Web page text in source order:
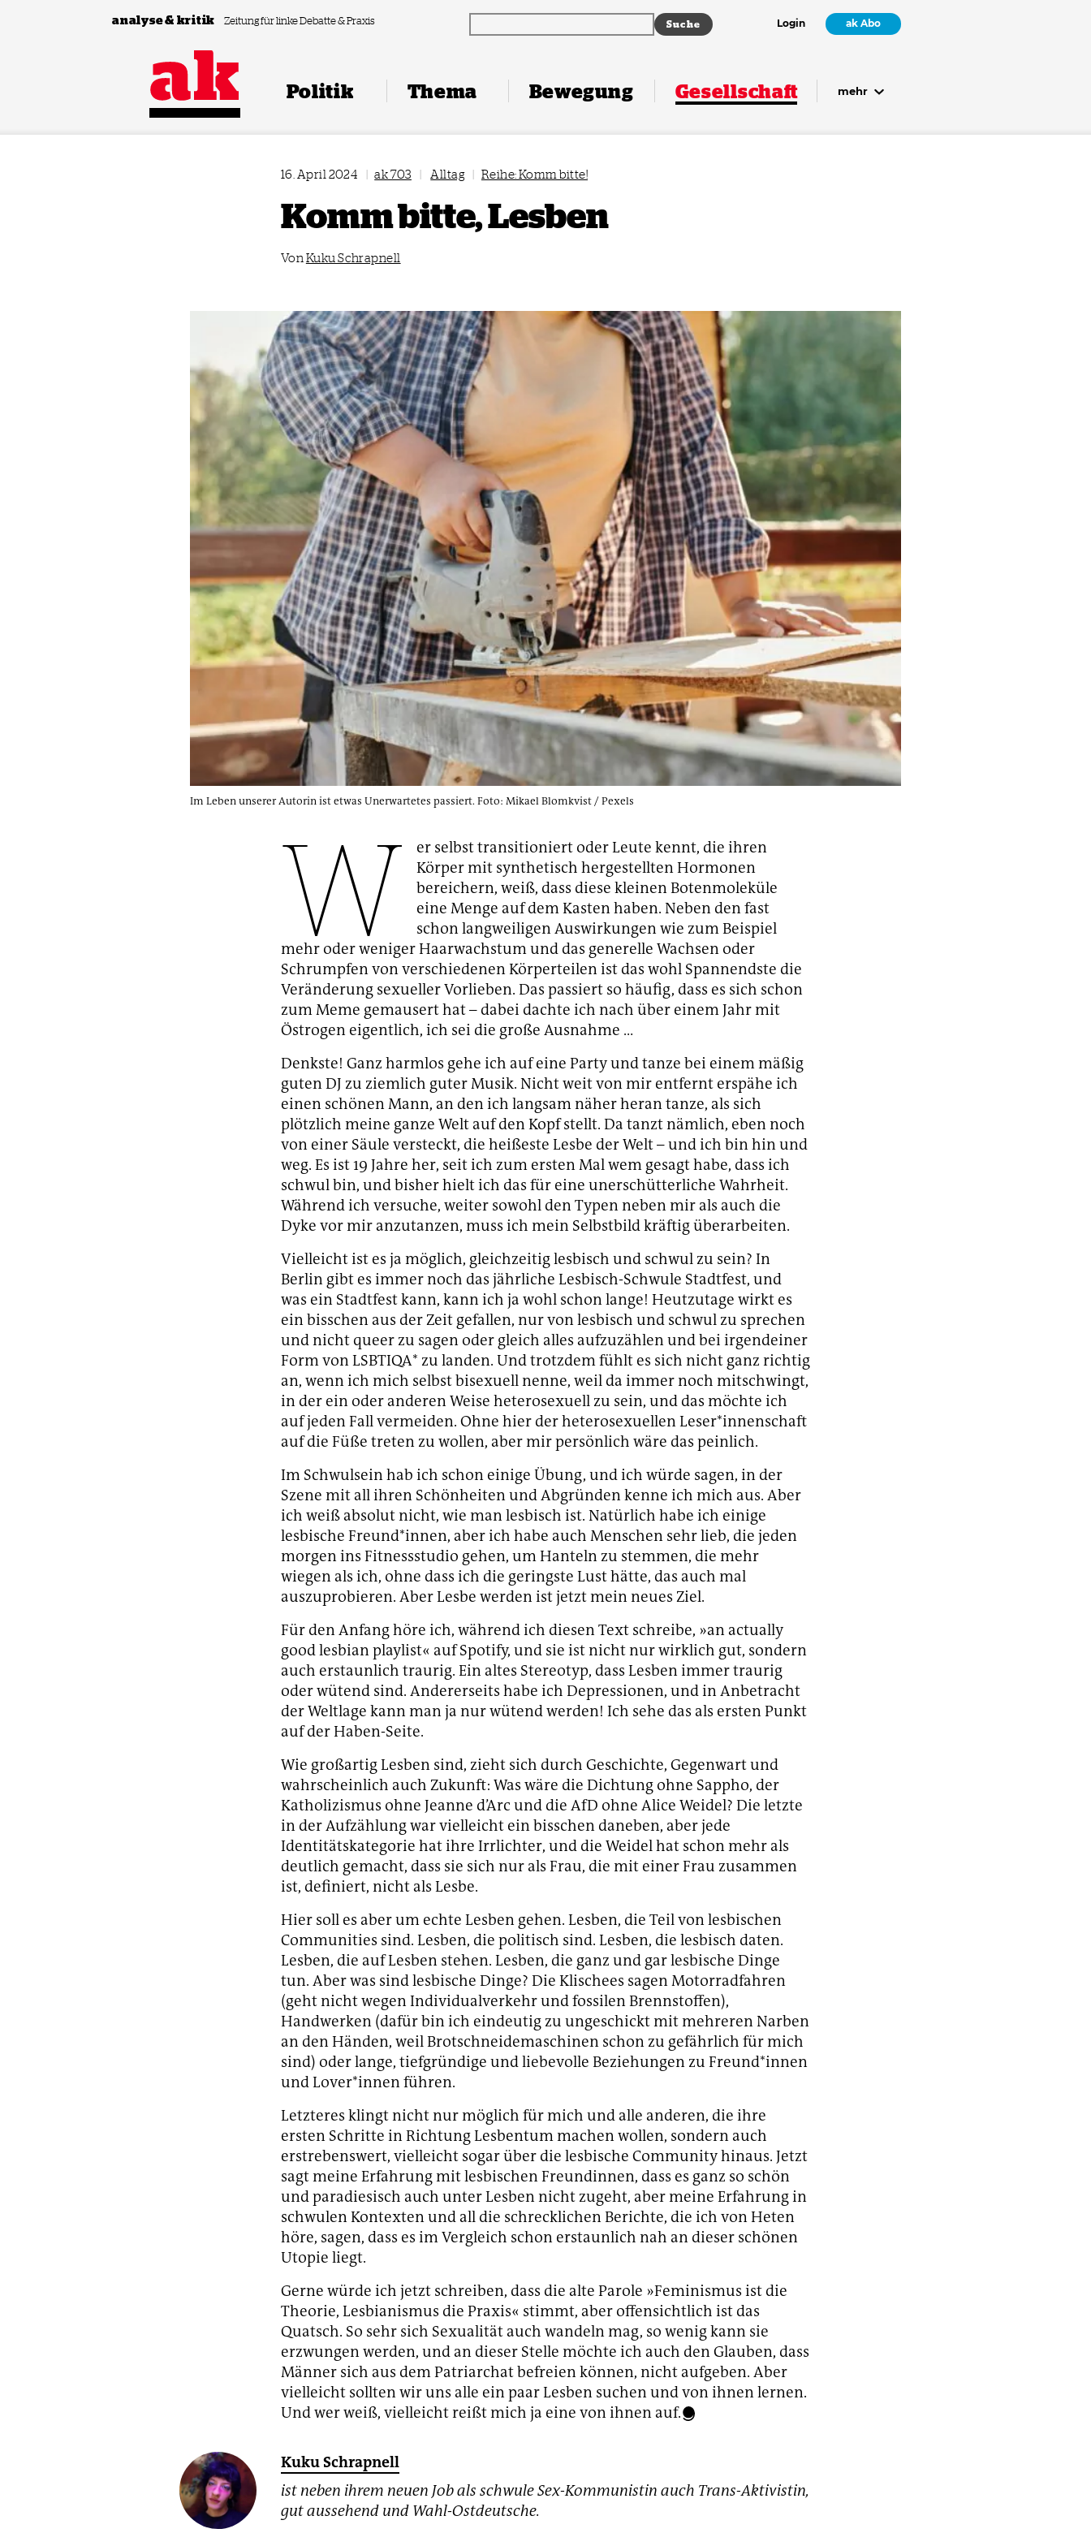
Zum Inhalt springen
analyse & kritik Zeitung für linke Debatte & Praxis Login ak Abo
Politik Thema Bewegung Gesellschaft mehr
16. April 2024 | ak 703 | Alltag | Reihe: Komm bitte!
Komm bitte, Lesben
VonKuku Schrapnell
Im Leben unserer Autorin ist etwas Unerwartetes passiert. Foto: Mikael Blomkvist / Pexels
W
er selbst transitioniert oder Leute kennt, die ihren
Körper mit synthetisch hergestellten Hormonen
bereichern, weiß, dass diese kleinen Botenmoleküle
eine Menge auf dem Kasten haben. Neben den fast
schon langweiligen Auswirkungen wie zum Beispiel
mehr oder weniger Haarwachstum und das generelle Wachsen oder
Schrumpfen von verschiedenen Körperteilen ist das wohl Spannendste die
Veränderung sexueller Vorlieben. Das passiert so häufig, dass es sich schon
zum Meme gemausert hat – dabei dachte ich nach über einem Jahr mit
Östrogen eigentlich, ich sei die große Ausnahme …
Denkste! Ganz harmlos gehe ich auf eine Party und tanze bei einem mäßig
guten DJ zu ziemlich guter Musik. Nicht weit von mir entfernt erspähe ich
einen schönen Mann, an den ich langsam näher heran tanze, als sich
plötzlich meine ganze Welt auf den Kopf stellt. Da tanzt nämlich, eben noch
von einer Säule versteckt, die heißeste Lesbe der Welt – und ich bin hin und
weg. Es ist 19 Jahre her, seit ich zum ersten Mal wem gesagt habe, dass ich
schwul bin, und bisher hielt ich das für eine unerschütterliche Wahrheit.
Während ich versuche, weiter sowohl den Typen neben mir als auch die
Dyke vor mir anzutanzen, muss ich mein Selbstbild kräftig überarbeiten.
Vielleicht ist es ja möglich, gleichzeitig lesbisch und schwul zu sein? In
Berlin gibt es immer noch das jährliche Lesbisch-Schwule Stadtfest, und
was ein Stadtfest kann, kann ich ja wohl schon lange! Heutzutage wirkt es
ein bisschen aus der Zeit gefallen, nur von lesbisch und schwul zu sprechen
und nicht queer zu sagen oder gleich alles aufzuzählen und bei irgendeiner
Form von LSBTIQA* zu landen. Und trotzdem fühlt es sich nicht ganz richtig
an, wenn ich mich selbst bisexuell nenne, weil da immer noch mitschwingt,
in der ein oder anderen Weise heterosexuell zu sein, und das möchte ich
auf jeden Fall vermeiden. Ohne hier der heterosexuellen Leser*innenschaft
auf die Füße treten zu wollen, aber mir persönlich wäre das peinlich.
Im Schwulsein hab ich schon einige Übung, und ich würde sagen, in der
Szene mit all ihren Schönheiten und Abgründen kenne ich mich aus. Aber
ich weiß absolut nicht, wie man lesbisch ist. Natürlich habe ich einige
lesbische Freund*innen, aber ich habe auch Menschen sehr lieb, die jeden
morgen ins Fitnessstudio gehen, um Hanteln zu stemmen, die mehr
wiegen als ich, ohne dass ich die geringste Lust hätte, das auch mal
auszuprobieren. Aber Lesbe werden ist jetzt mein neues Ziel.
Für den Anfang höre ich, während ich diesen Text schreibe, »an actually
good lesbian playlist« auf Spotify, und sie ist nicht nur wirklich gut, sondern
auch erstaunlich traurig. Ein altes Stereotyp, dass Lesben immer traurig
oder wütend sind. Andererseits habe ich Depressionen, und in Anbetracht
der Weltlage kann man ja nur wütend werden! Ich sehe das als ersten Punkt
auf der Haben-Seite.
Wie großartig Lesben sind, zieht sich durch Geschichte, Gegenwart und
wahrscheinlich auch Zukunft: Was wäre die Dichtung ohne Sappho, der
Katholizismus ohne Jeanne d’Arc und die AfD ohne Alice Weidel? Die letzte
in der Aufzählung war vielleicht ein bisschen daneben, aber jede
Identitätskategorie hat ihre Irrlichter, und die Weidel hat schon mehr als
deutlich gemacht, dass sie sich nur als Frau, die mit einer Frau zusammen
ist, definiert, nicht als Lesbe.
Hier soll es aber um echte Lesben gehen. Lesben, die Teil von lesbischen
Communities sind. Lesben, die politisch sind. Lesben, die lesbisch daten.
Lesben, die auf Lesben stehen. Lesben, die ganz und gar lesbische Dinge
tun. Aber was sind lesbische Dinge? Die Klischees sagen Motorradfahren
(geht nicht wegen Individualverkehr und fossilen Brennstoffen),
Handwerken (dafür bin ich eindeutig zu ungeschickt mit mehreren Narben
an den Händen, weil Brotschneidemaschinen schon zu gefährlich für mich
sind) oder lange, tiefgründige und liebevolle Beziehungen zu Freund*innen
und Lover*innen führen.
Letzteres klingt nicht nur möglich für mich und alle anderen, die ihre
ersten Schritte in Richtung Lesbentum machen wollen, sondern auch
erstrebenswert, vielleicht sogar über die lesbische Community hinaus. Jetzt
sagt meine Erfahrung mit lesbischen Freundinnen, dass es ganz so schön
und paradiesisch auch unter Lesben nicht zugeht, aber meine Erfahrung in
schwulen Kontexten und all die schrecklichen Berichte, die ich von Heten
höre, sagen, dass es im Vergleich schon erstaunlich nah an dieser schönen
Utopie liegt.
Gerne würde ich jetzt schreiben, dass die alte Parole »Feminismus ist die
Theorie, Lesbianismus die Praxis« stimmt, aber offensichtlich ist das
Quatsch. So sehr sich Sexualität auch wandeln mag, so wenig kann sie
erzwungen werden, und an dieser Stelle möchte ich auch den Glauben, dass
Männer sich aus dem Patriarchat befreien können, nicht aufgeben. Aber
vielleicht sollten wir uns alle ein paar Lesben suchen und von ihnen lernen.
Und wer weiß, vielleicht reißt mich ja eine von ihnen auf.
Kuku Schrapnell
ist neben ihrem neuen Job als schwule Sex-Kommunistin auch Trans-Aktivistin,
gut aussehend und Wahl-Ostdeutsche.